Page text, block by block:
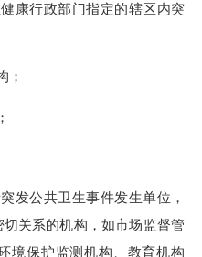
行政部门指定的辖区内突
；
公共卫生事件发生单位，
关系的机构，如市场监督管
境保护监测机构、教育机构